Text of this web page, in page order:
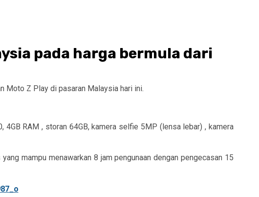
pada harga bermula dari
Moto Z Play di pasaran Malaysia hari ini.
RAM , storan 64GB, kamera selfie 5MP (lensa lebar) , kamera
mampu menawarkan 8 jam pengunaan dengan pengecasan 15